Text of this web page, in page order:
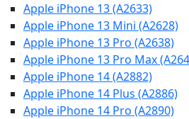
Apple iPhone 13 (A2633)
Apple iPhone 13 Mini (A2628)
Apple iPhone 13 Pro (A2638)
Apple iPhone 13 Pro Max
Apple iPhone 14 (A2882)
Apple iPhone 14 Plus (A2886)
Apple iPhone 14 Pro (A2890)